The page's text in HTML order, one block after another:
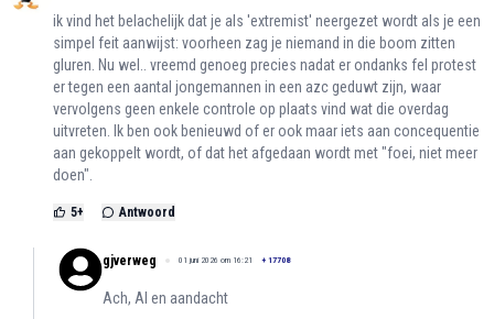
ik vind het belachelijk dat je als 'extremist' neergezet wordt als je een
simpel feit aanwijst: voorheen zag je niemand in die boom zitten
gluren. Nu wel.. vreemd genoeg precies nadat er ondanks fel protest
er tegen een aantal jongemannen in een azc geduwt zijn, waar
vervolgens geen enkele controle op plaats vind wat die overdag
uitvreten. Ik ben ook benieuwd of er ook maar iets aan concequentie
aan gekoppelt wordt, of dat het afgedaan wordt met "foei, niet meer
doen".
5+ Antwoord
gjverweg 01 juni 2026 om 16:21 + 17708
Ach, AI en aandacht